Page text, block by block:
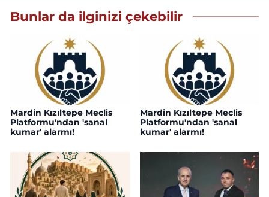
Bunlar da ilginizi çekebilir
Mardin Kızıltepe Meclis
Platformu'ndan 'sanal
kumar' alarmı!
Mardin Kızıltepe Meclis
Platformu'ndan 'sanal
kumar' alarmı!